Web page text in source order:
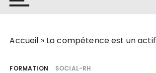
Accueil » La compétence est un actif
FORMATION SOCIAL-RH